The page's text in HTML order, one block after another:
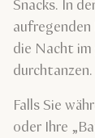
Snacks. In
die Nacht
durchtanzen.
Falls Sie
oder Ihre